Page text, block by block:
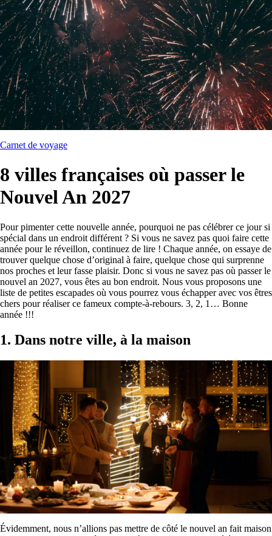
Carnet de voyage
8 villes françaises où passer le
Nouvel An 2027
Pour pimenter cette nouvelle année, pourquoi ne pas célébrer ce jour si
spécial dans un endroit différent ? Si vous ne savez pas quoi faire cette
année pour le réveillon, continuez de lire ! Chaque année, on essaye de
trouver quelque chose d’original à faire, quelque chose qui surprenne
nos proches et leur fasse plaisir. Donc si vous ne savez pas où passer le
nouvel an 2027, vous êtes au bon endroit. Nous vous proposons une
liste de petites escapades où vous pourrez vous échapper avec vos êtres
chers pour réaliser ce fameux compte-à-rebours. 3, 2, 1… Bonne
année !!!
1. Dans notre ville, à la maison
Évidemment, nous n’allions pas mettre de côté le nouvel an fait maison